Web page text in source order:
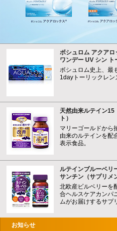
ボシュロム アクアロ
ワンデー UV シン ト
ボシュロム史上、最
1dayトーリックレン
天然由来ルテイン15
ト）
マリーゴールドから
由来のルテインを配
表示食品。
ルテインブルーベリ
サンチン（サプリメ
北欧産ビルベリーを
合ヘルスケアカンパ
ムがお届けするサプ
お知らせ